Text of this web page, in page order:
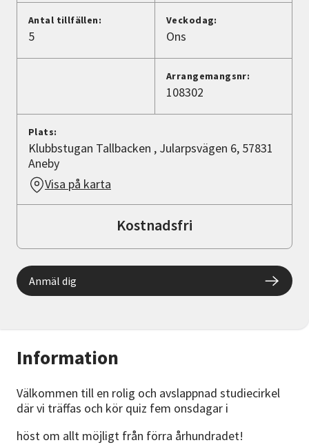
Lyssna
Information
Välkommen till en rolig och avslappnad studiecirkel
där vi träffas och kör quiz fem onsdagar i
höst om allt möjligt från förra århundradet!
Antal tillfällen:
5
Veckodag:
Ons
Arrangemangsnr:
108302
Plats:
Klubbstugan Tallbacken , Jularpsvägen 6, 57831
Aneby
Visa på karta
Kostnadsfri
Anmäl dig